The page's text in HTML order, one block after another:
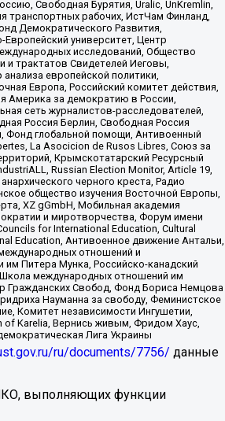
Свободная Бурятия, Uralic, UnKremlin,
транспортных рабочих, ИстЧам Финланд,
Демократического Развития,
университет, Центр
исследований, Общество
и трактатов Свидетелей Иеговы,
европейской политики,
Европа, Российский комитет действия,
Америка за демократию в России,
сеть журналистов-расследователей,
Россия Берлин, Свободная Россия
Фонд глобальной помощи, Антивоенный
La Asocicion de Rusos Libres, Союз за
Крымскотатарский Ресурсный
Russian Election Monitor, Article 19,
черного креста, Радио
общество изучения Восточной Европы,
XZ gGmbH, Мобильная академия
и миротворчества, Форум имени
for International Education, Cultural
Education, Антивоенное движение Антальи,
отношений и
им Питера Мунка, Российско-канадский
международных отношений им
Гражданских Свобод, Фонд Бориса Немцова
Науманна за свободу, Феминистское
Комитет независимости Ингушетии,
of Karelia, Вернись живым, Фридом Хаус,
Лига Украины
ru/documents/7756/ данные
выполняющих функции